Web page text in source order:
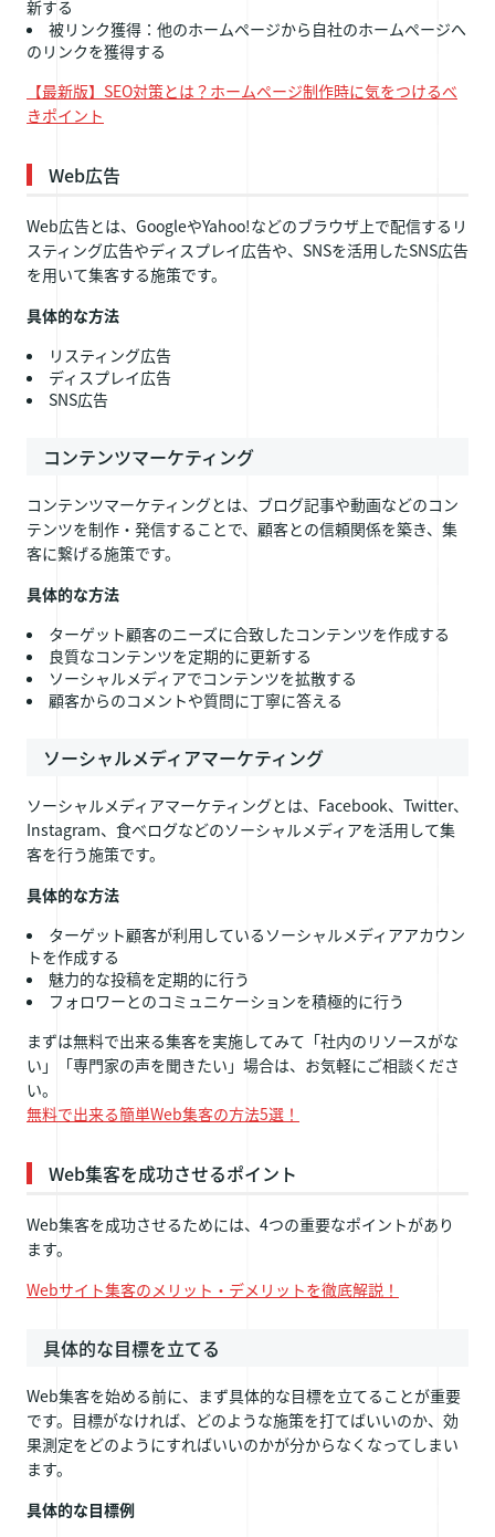
新する
被リンク獲得：他のホームページから自社のホームページへ
のリンクを獲得する
【最新版】SEO対策とは？ホームページ制作時に気をつけるべ
きポイント
Web広告
Web広告とは、GoogleやYahoo!などのブラウザ上で配信するリ
スティング広告やディスプレイ広告や、SNSを活用したSNS広告
を用いて集客する施策です。
具体的な方法
リスティング広告
ディスプレイ広告
SNS広告
コンテンツマーケティング
コンテンツマーケティングとは、ブログ記事や動画などのコン
テンツを制作・発信することで、顧客との信頼関係を築き、集
客に繋げる施策です。
具体的な方法
ターゲット顧客のニーズに合致したコンテンツを作成する
良質なコンテンツを定期的に更新する
ソーシャルメディアでコンテンツを拡散する
顧客からのコメントや質問に丁寧に答える
ソーシャルメディアマーケティング
ソーシャルメディアマーケティングとは、Facebook、Twitter、
Instagram、食べログなどのソーシャルメディアを活用して集
客を行う施策です。
具体的な方法
ターゲット顧客が利用しているソーシャルメディアアカウン
トを作成する
魅力的な投稿を定期的に行う
フォロワーとのコミュニケーションを積極的に行う
まずは無料で出来る集客を実施してみて「社内のリソースがな
い」「専門家の声を聞きたい」場合は、お気軽にご相談くださ
い。
無料で出来る簡単Web集客の方法5選！
Web集客を成功させるポイント
Web集客を成功させるためには、4つの重要なポイントがあり
ます。
Webサイト集客のメリット・デメリットを徹底解説！
具体的な目標を立てる
Web集客を始める前に、まず具体的な目標を立てることが重要
です。目標がなければ、どのような施策を打てばいいのか、効
果測定をどのようにすればいいのかが分からなくなってしまい
ます。
具体的な目標例